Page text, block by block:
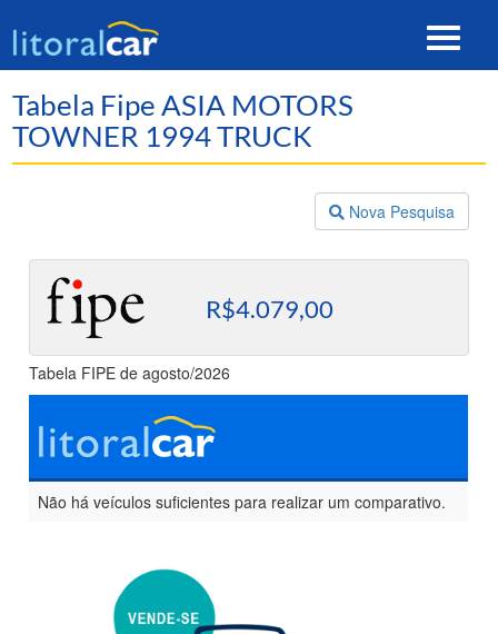
Toggle
Tabela Fipe ASIA MOTORS
TOWNER 1994 TRUCK
Nova Pesquisa
R$4.079,00
Tabela FIPE de agosto/2026
Não há veículos suficientes para realizar um comparativo.